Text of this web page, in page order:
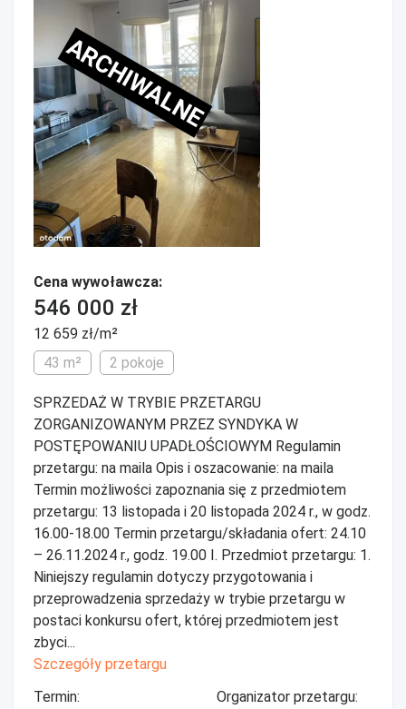
ARCHIWALNE
Cena wywoławcza:
546 000 zł
12 659 zł/m²
43 m²
2 pokoje
SPRZEDAŻ W TRYBIE PRZETARGU
ZORGANIZOWANYM PRZEZ SYNDYKA W
POSTĘPOWANIU UPADŁOŚCIOWYM Regulamin
przetargu: na maila Opis i oszacowanie: na maila
Termin możliwości zapoznania się z przedmiotem
przetargu: 13 listopada i 20 listopada 2024 r., w godz.
16.00-18.00 Termin przetargu/składania ofert: 24.10
– 26.11.2024 r., godz. 19.00 I. Przedmiot przetargu: 1.
Niniejszy regulamin dotyczy przygotowania i
przeprowadzenia sprzedaży w trybie przetargu w
postaci konkursu ofert, której przedmiotem jest
zbyci...
Szczegóły przetargu
Termin:
Organizator przetargu: